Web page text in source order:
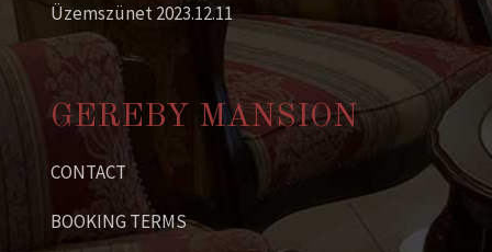
Üzemszünet 2023.12.11
GEREBY MANSION
CONTACT
BOOKING TERMS